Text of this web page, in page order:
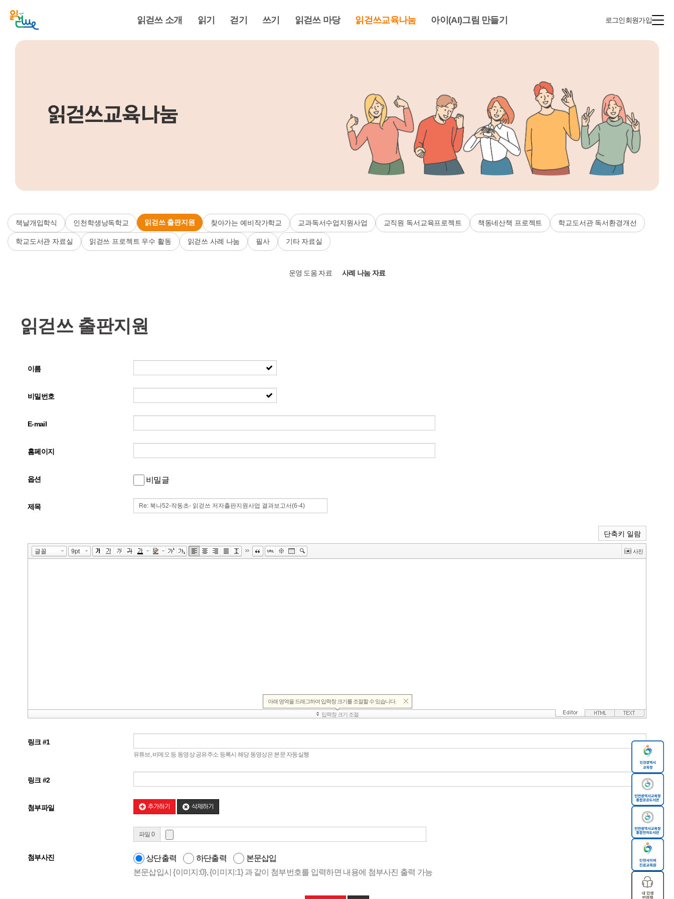
읽걷쓰 소개 읽기 걷기 쓰기 읽걷쓰 마당 읽걷쓰교육나눔 아이(AI)그림 만들기 로그인회원가입
읽걷쓰교육나눔
책날개입학식 인천학생낭독학교 읽걷쓰 출판지원 찾아가는 예비작가학교 교과독서수업지원사업 교직원 독서교육프로젝트 책동네산책 프로젝트 학교도서관 독서환경개선
학교도서관 자료실 읽걷쓰 프로젝트 우수 활동 읽걷쓰 사례 나눔 필사 기타 자료실
운영 도움 자료 사례 나눔 자료
읽걷쓰 출판지원
이름
비밀번호
E-mail
홈페이지
옵션 비밀글
제목
단축키 일람
링크 #1
유튜브, 비메오 등 동영상 공유주소 등록시 해당 동영상은 본문 자동실행
링크 #2
첨부파일 추가하기 삭제하기
파일 0
첨부사진 상단출력 하단출력
본문삽입
본문삽입시 {이미지:0}, {이미지:1} 과 같이 첨부번호를 입력하면 내용에 첨부사진 출력 가능